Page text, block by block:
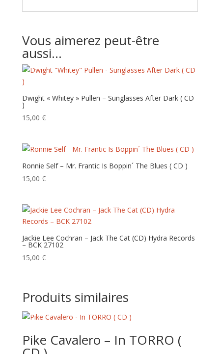
Vous aimerez peut-être
aussi…
Dwight « Whitey » Pullen – Sunglasses After Dark ( CD
)
15,00 €
Ronnie Self – Mr. Frantic Is Boppin´ The Blues ( CD )
15,00 €
Jackie Lee Cochran – Jack The Cat (CD) Hydra Records
– BCK 27102
15,00 €
Produits similaires
Pike Cavalero – In TORRO (